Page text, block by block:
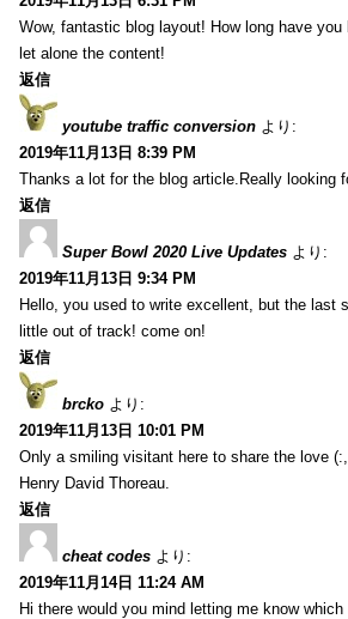
Wow, fantastic blog layout! How long have
let alone the content!
返信
youtube traffic conversion より:
2019年11月13日 8:39 PM
Thanks a lot for the blog article.Really looking
返信
Super Bowl 2020 Live Updates より:
2019年11月13日 9:34 PM
Hello, you used to write excellent, but the
little out of track! come on!
返信
brcko より:
2019年11月13日 10:01 PM
Only a smiling visitant here to share the love
Henry David Thoreau.
返信
cheat codes より:
2019年11月14日 11:24 AM
Hi there would you mind letting me know